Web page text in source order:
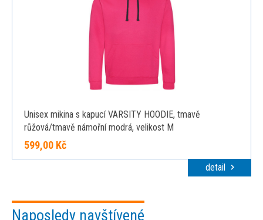
Unisex mikina s kapucí VARSITY HOODIE, tmavě
růžová/tmavě námořní modrá, velikost M
599,00 Kč
detail
Naposledy navštívené